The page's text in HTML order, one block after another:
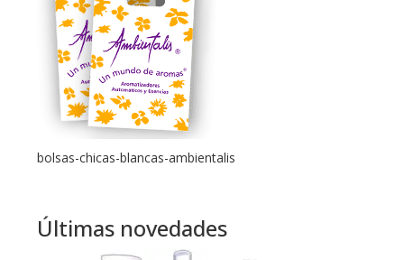
bolsas-chicas-blancas-ambientalis
Últimas novedades